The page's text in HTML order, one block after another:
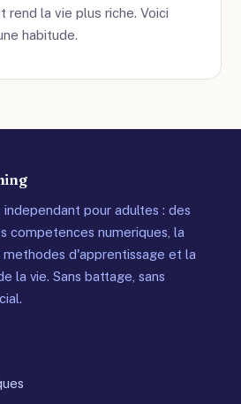
rend la vie plus riche. Voici
habitude.
pour adultes : des
competences numeriques, la
d'apprentissage et la
la vie. Sans battage, sans